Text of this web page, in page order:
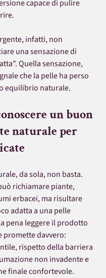
capace di pulire
infatti, non
una sensazione di
Quella sensazione,
che la pelle ha perso
equilibrio naturale.
un buon
naturale per
da sola, non basta.
richiamare piante,
erbacei, ma risultare
adatta a una pelle
pena leggere il prodotto
promette davvero:
rispetto della barriera
non invadente e
finale confortevole.